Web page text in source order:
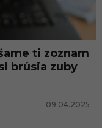
ti zoznam
brúsia zuby
09.04.2025